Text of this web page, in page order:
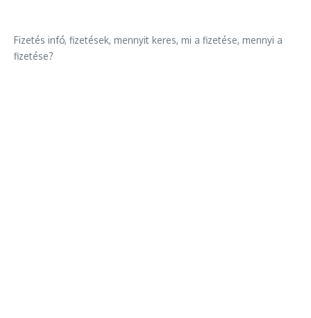
Fizetés infó, fizetések, mennyit keres, mi a fizetése, mennyi a
fizetése?